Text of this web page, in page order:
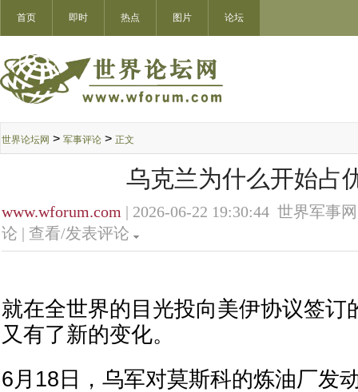
首页 即时 热点 图片 论坛
世界论坛网 > 军事评论 > 正文
乌克兰为什么开始占
www.wforum.com | 2026-06-22 19:30:44 世界军事
论 | 查看/发表评论
就在全世界的目光投向美伊协议签订
又有了新的变化。
6月18日，乌军对莫斯科的炼油厂发